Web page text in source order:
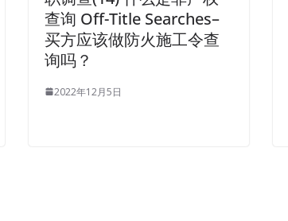
查询 Off-Title Searches–
买方应该做防火施工令查
询吗？
2022年12月5日